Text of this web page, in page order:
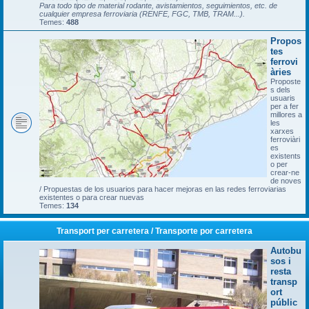
Para todo tipo de material rodante, avistamientos, seguimientos, etc. de
cualquier empresa ferroviaria (RENFE, FGC, TMB, TRAM...).
Temes: 488
Propos
tes
ferrovi
àries
Proposte
s dels
usuaris
per a fer
millores a
les
xarxes
ferroviàri
es
existents
o per
crear-ne
de noves
/ Propuestas de los usuarios para hacer mejoras en las redes ferroviarias
existentes o para crear nuevas
Temes: 134
Transport per carretera / Transporte por carretera
Autobu
sos i
resta
transp
ort
públic